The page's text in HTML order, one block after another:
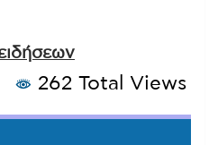
262 Total Views